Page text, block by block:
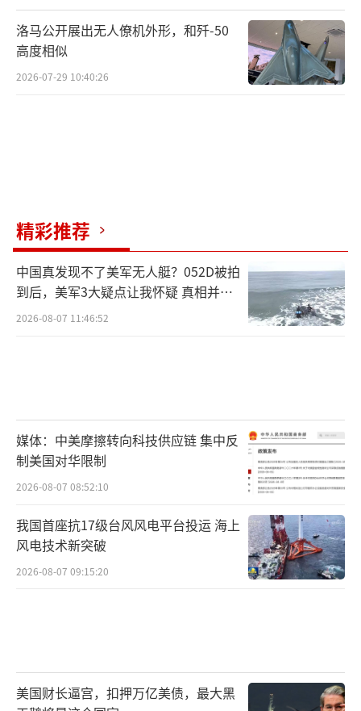
洛马公开展出无人僚机外形，和歼-50
高度相似
2026-07-29 10:40:26
精彩推荐
中国真发现不了美军无人艇？052D被拍
到后，美军3大疑点让我怀疑 真相并非
如此
2026-08-07 11:46:52
媒体：中美摩擦转向科技供应链 集中反
制美国对华限制
2026-08-07 08:52:10
我国首座抗17级台风风电平台投运 海上
风电技术新突破
2026-08-07 09:15:20
美国财长逼宫，扣押万亿美债，最大黑